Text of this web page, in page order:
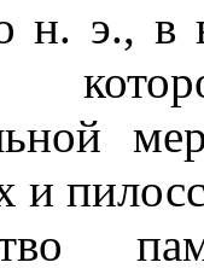
э., в
и